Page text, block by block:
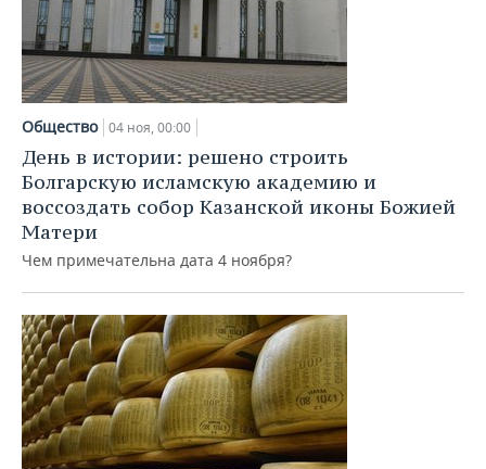
Общество 04 ноя, 00:00
День в истории: решено строить
Болгарскую исламскую академию и
воссоздать собор Казанской иконы Божией
Матери
Чем примечательна дата 4 ноября?